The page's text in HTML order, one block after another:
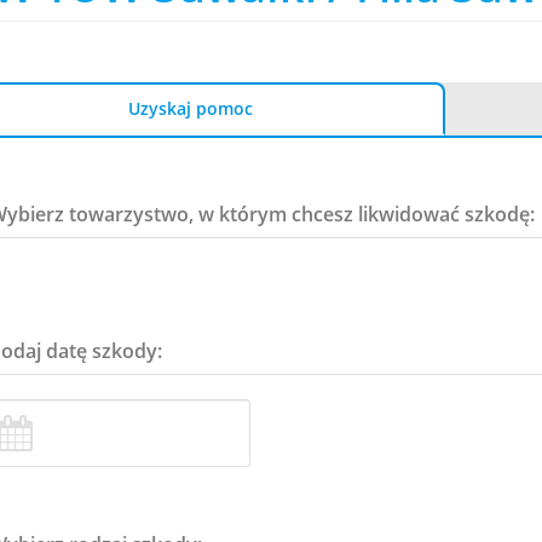
Uzyskaj pomoc
towarzystwo, w którym chcesz likwidować szkodę:
datę szkody: